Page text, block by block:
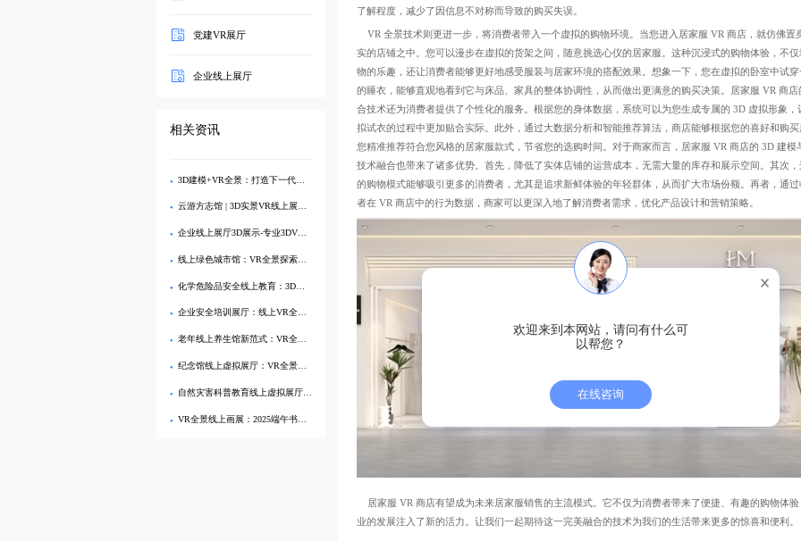
党建VR展厅
企业线上展厅
相关资讯
3D建模+VR全景：打造下一代生态旅游数字展厅
云游方志馆 | 3D实景VR线上展厅，畅览地方文史
企业线上展厅3D展示-专业3DVR全景解决方案，提升品牌形象
线上绿色城市馆：VR全景探索城市绿化与可持续建筑新标杆
化学危险品安全线上教育：3D虚拟展厅与VR全景技术融合应用解析
企业安全培训展厅：线上VR全景展厅助力科普宣传与安全教育
老年线上养生馆新范式：VR全景打造医疗科普教育沉浸式展厅
纪念馆线上虚拟展厅：VR全景体验历史，感受文化传承的力量
自然灾害科普教育线上虚拟展厅 ：VR全景赋能教育宣传新形态
VR全景线上画展：2025端午书画作品360°数字展厅
了解程度，减少了因信息不对称而导致的购买失误。
VR 全景技术则更进一步，将消费者带入一个虚拟的购物环境。当您进入居家服 VR 商店，就仿佛置
实的店铺之中。您可以漫步在虚拟的货架之间，随意挑选心仪的居家服。这种沉浸式的购物体验，不
物的乐趣，还让消费者能够更好地感受服装与居家环境的搭配效果。想象一下，您在虚拟的卧室中试
的睡衣，能够直观地看到它与床品、家具的整体协调性，从而做出更满意的购买决策。居家服 VR 商店
合技术还为消费者提供了个性化的服务。根据您的身体数据，系统可以为您生成专属的 3D 虚拟形象，
拟试衣的过程中更加贴合实际。此外，通过大数据分析和智能推荐算法，商店能够根据您的喜好和购
您精准推荐符合您风格的居家服款式，节省您的选购时间。对于商家而言，居家服 VR 商店的 3D 建模
技术融合也带来了诸多优势。首先，降低了实体店铺的运营成本，无需大量的库存和展示空间。其次
的购物模式能够吸引更多的消费者，尤其是追求新鲜体验的年轻群体，从而扩大市场份额。再者，通
者在 VR 商店中的行为数据，商家可以更深入地了解消费者需求，优化产品设计和营销策略。
居家服 VR 商店有望成为未来居家服销售的主流模式。它不仅为消费者带来了便捷、有趣的购物体
业的发展注入了新的活力。让我们一起期待这一完美融合的技术为我们的生活带来更多的惊喜和便利。
欢迎来到本网站，请问有什么可
以帮您？
在线咨询